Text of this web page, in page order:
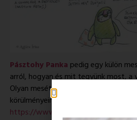
Pásztohy Panka pedig egy külön
arról, hogyan és mit tegyünk most, a
Olyan mesét, amely a gyerekek
körülményeinkről:
https://www.facebook.com/